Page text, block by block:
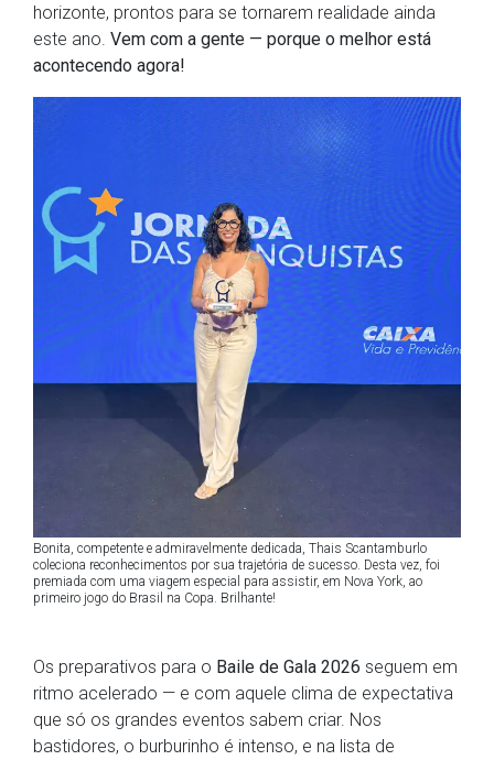
horizonte, prontos para se tornarem realidade ainda
este ano. Vem com a gente — porque o melhor está
acontecendo agora!
Bonita, competente e admiravelmente dedicada, Thais Scantamburlo
coleciona reconhecimentos por sua trajetória de sucesso. Desta vez, foi
premiada com uma viagem especial para assistir, em Nova York, ao
primeiro jogo do Brasil na Copa. Brilhante!
Os preparativos para o Baile de Gala 2026 seguem em
ritmo acelerado — e com aquele clima de expectativa
que só os grandes eventos sabem criar. Nos
bastidores, o burburinho é intenso, e na lista de